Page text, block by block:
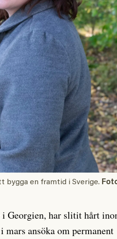
bygga en framtid i Sverige.
Georgien, har slitit hårt
mars ansöka om permanent